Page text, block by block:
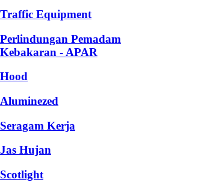
Traffic Equipment
Perlindungan Pemadam
Kebakaran - APAR
Hood
Aluminezed
Seragam Kerja
Jas Hujan
Scotlight